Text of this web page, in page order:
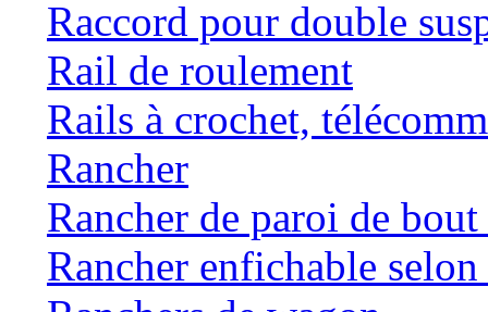
Raccord pour double
Rail de roulement
Rails à crochet,
Rancher
Rancher de paroi de
Rancher enfichable